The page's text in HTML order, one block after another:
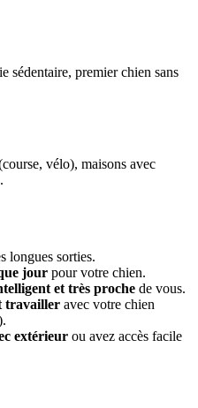
sédentaire, premier chien sans
vélo), maisons avec
longues sorties.
jour pour votre chien.
et très proche de vous.
travailler avec votre chien
extérieur ou avez accès facile